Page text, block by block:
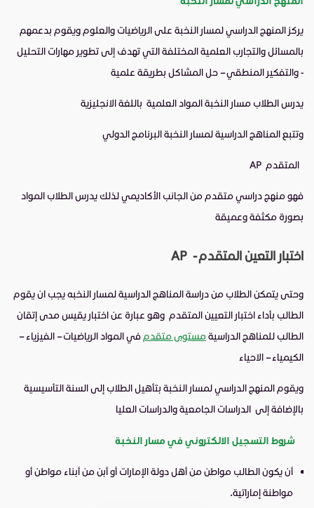
يركز المنهج الدراسي لمسار النخبة على الرياضيات والعلوم ويقوم بدعمهم
بالمسائل والتجارب العلمية المختلفة التي تهدف إلى تطوير مهارات التحليل
- والتفكير المنطقي – حل المشاكل بطريقة علمية
يدرس الطلاب مسار النخبة المواد العلمية باللغة الانجليزية
وتتبع المناهج الدراسية لمسار النخبة البرنامج الدولي
المتقدم AP
فهو منهج دراسي متقدم من الجانب الأكاديمي لذلك يدرس الطلاب المواد
بصورة مكثفة وعميقة
اختبار التعين المتقدم - AP
وحتى يتمكن الطلاب من دراسة المناهج الدراسية لمسار النخبه يجب ان يقوم
الطالب بأداء اختبار التعيين المتقدم وهو عبارة عن اختبار يقيس مدى إتقان
الطالب للمناهج الدراسيةمستوى متقدم في المواد الرياضيات – الفيزياء –
الكيمياء – الاحياء
ويقوم المنهج الدراسي لمسار النخبة بتأهيل الطلاب إلى السنة التأسيسية
بالإضافة إلى الدراسات الجامعية والدراسات العليا
شروط التسجيل الالكتروني في مسار النخبة
أن يكون الطالب مواطن من أهل دولة الإمارات أو أبن من أبناء مواطن أو
مواطنة إماراتية.